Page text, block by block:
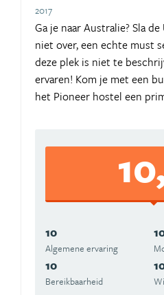
2017
Ga je naar Australie? Sla
niet over, een echte must
deze plek is niet te
ervaren! Kom je met een
het Pioneer hostel een
10
Algemene ervaring
10
Bereikbaarheid